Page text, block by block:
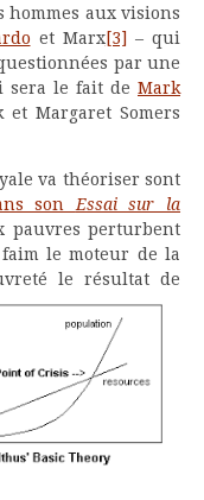
hommes aux visions
et Marx[3] – qui
par une
sera le fait de Mark
et Margaret Somers
va théoriser sont
son Essai sur la
pauvres perturbent
le moteur de la
lerésultat de